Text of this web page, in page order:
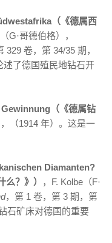
（《德属西
G·哥德伯格），
329 卷，第 34/35 期，
述了德国殖民地钻石开
（《德属钻
（1914 年）。这是一
Diamanten?
么？》）
，F. Kolbe（F·
，第 1 卷，第 3 期，第
石矿床对德国的重要